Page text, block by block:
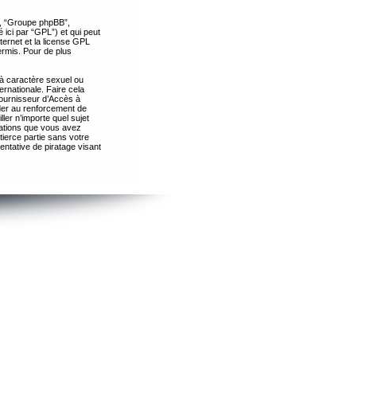
phpBB”,
ici par “GPL”) et qui peut
et la license GPL
Pour de plus
caractère sexuel ou
Faire cela
d’Accès à
au renforcement de
n’importe quel sujet
que vous avez
partie sans votre
de piratage visant